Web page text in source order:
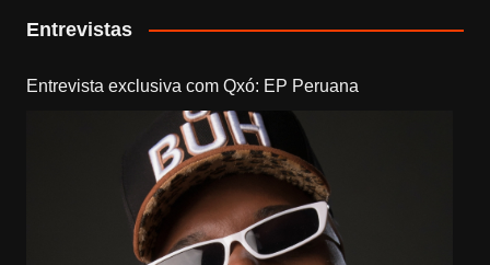
Entrevistas
Entrevista exclusiva com Qxó: EP Peruana